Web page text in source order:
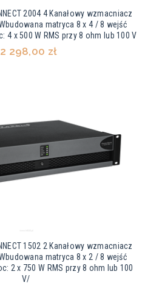
2004 4 Kanałowy wzmacniacz
matryca 8 x 4 / 8 wejść
x 500 W RMS przy 8 ohm lub 100 V
298,00 zł
1502 2 Kanałowy wzmacniacz
matryca 8 x 2 / 8 wejść
2 x 750 W RMS przy 8 ohm lub 100
V/